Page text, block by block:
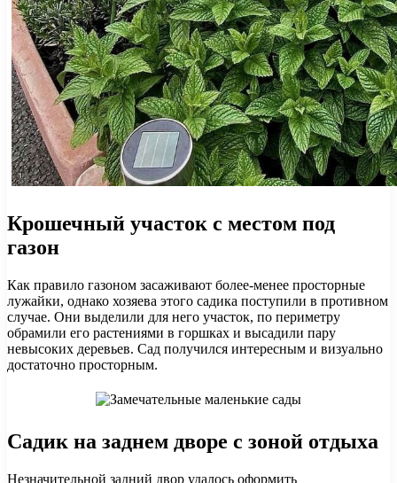
Крошечный участок с местом под
газон
Как правило газоном засаживают более-менее просторные
лужайки, однако хозяева этого садика поступили в противном
случае. Они выделили для него участок, по периметру
обрамили его растениями в горшках и высадили пару
невысоких деревьев. Сад получился интересным и визуально
достаточно просторным.
Садик на заднем дворе с зоной отдыха
Незначительной задний двор удалось оформить